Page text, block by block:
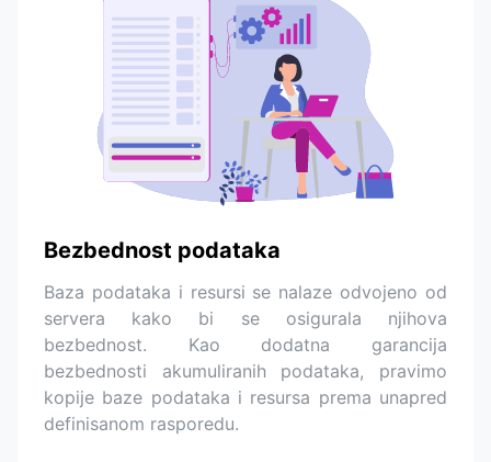
Bezbednost podataka
Baza podataka i resursi se nalaze odvojeno od
servera kako bi se osigurala njihova
bezbednost. Kao dodatna garancija
bezbednosti akumuliranih podataka, pravimo
kopije baze podataka i resursa prema unapred
definisanom rasporedu.